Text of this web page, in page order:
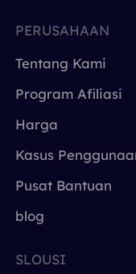
PERUSAHAAN
Tentang Kami
Program Afiliasi
Harga
Kasus
Pusat Bantuan
blog
SLOUSI